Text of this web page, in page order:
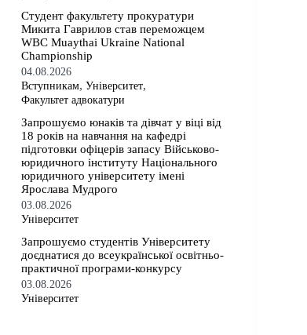
Студент факультету прокуратури
Микита Гаврилов став переможцем
WBC Muaythai Ukraine National
Championship
04.08.2026
Вступникам,Університет,
Факультет адвокатури
Запрошуємо юнаків та дівчат у віці від
18 років на навчання на кафедрі
підготовки офіцерів запасу Військово-
юридичного інституту Національного
юридичного університету імені
Ярослава Мудрого
03.08.2026
Університет
Запрошуємо студентів Університету
доєднатися до всеукраїнської освітньо-
практичної програми-конкурсу
03.08.2026
Університет